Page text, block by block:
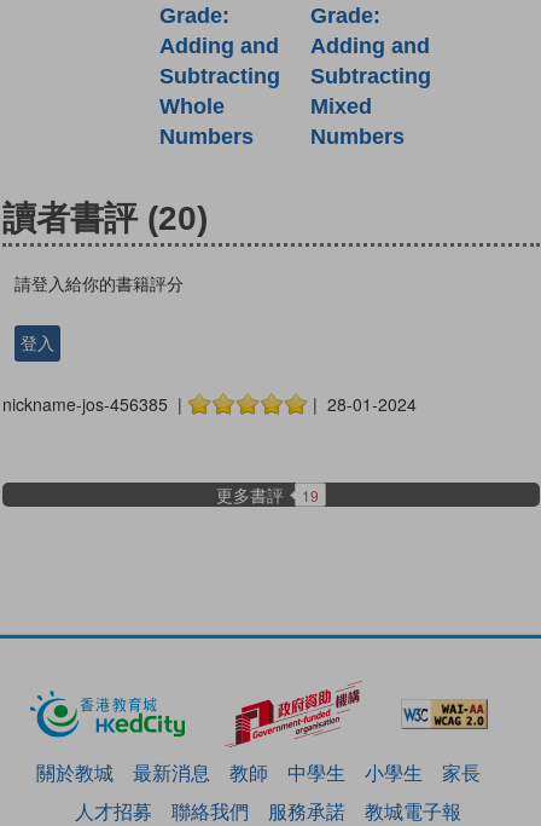
Grade:
Adding and
Subtracting
Whole
Numbers
Grade:
Adding and
Subtracting
Mixed
Numbers
讀者書評 (20)
請登入給你的書籍評分
登入
nickname-jos-456385 | | 28-01-2024
更多書評 19
關於教城 最新消息 教師 中學生 小學生
家長
人才招募
聯絡我們 服務承諾 教城電子報